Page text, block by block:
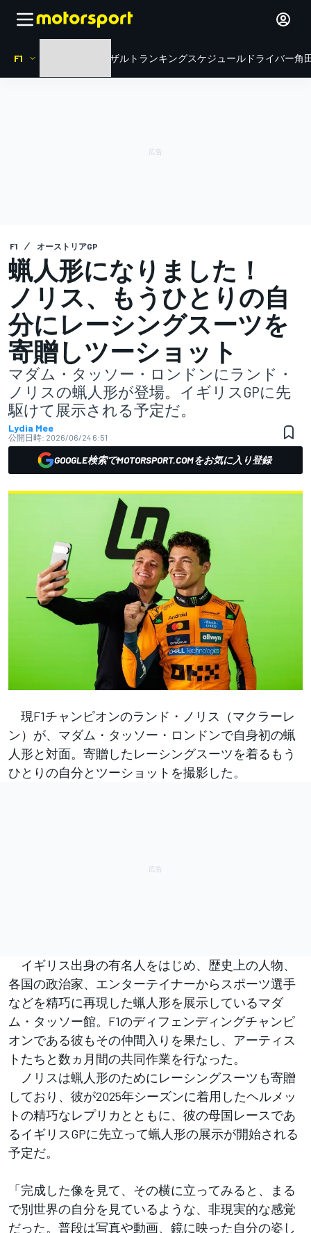
F1 リザルト ランキングスケジュール ドライバー角
F1 オーストリアGP
蝋人形になりました！
ノリス、もうひとりの自
分にレーシングスーツを
寄贈しツーショット
マダム・タッソー・ロンドンにランド・
ノリスの蝋人形が登場。イギリスGPに先
駆けて展示される予定だ。
Lydia Mee
公開日時: 2026/06/24 6:51
GOOGLE検索でMOTORSPORT.COMをお気に入り登録
現F1チャンピオンのランド・ノリス（マクラーレ
ン）が、マダム・タッソー・ロンドンで自身初の蝋
人形と対面。寄贈したレーシングスーツを着るもう
ひとりの自分とツーショットを撮影した。
イギリス出身の有名人をはじめ、歴史上の人物、
各国の政治家、エンターテイナーからスポーツ選手
などを精巧に再現した蝋人形を展示しているマダ
ム・タッソー館。F1のディフェンディングチャンピ
オンである彼もその仲間入りを果たし、アーティス
トたちと数ヵ月間の共同作業を行なった。
ノリスは蝋人形のためにレーシングスーツも寄贈
しており、彼が2025年シーズンに着用したヘルメッ
トの精巧なレプリカとともに、彼の母国レースであ
るイギリスGPに先立って蝋人形の展示が開始される
予定だ。
「完成した像を見て、その横に立ってみると、まる
で別世界の自分を見ているような、非現実的な感覚
だった。普段は写真や動画、鏡に映った自分の姿し